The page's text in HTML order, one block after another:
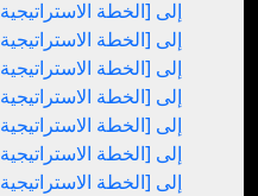
[الخطة الاستراتيجية 1] إلى [الخطة الاستراتيجية 2]
[الخطة الاستراتيجية 1] إلى [الخطة الاستراتيجية 2]
[الخطة الاستراتيجية 1] إلى [الخطة الاستراتيجية 2]
[الخطة الاستراتيجية 1] إلى [الخطة الاستراتيجية 2]
[الخطة الاستراتيجية 1] إلى [الخطة الاستراتيجية 2]
[الخطة الاستراتيجية 1] إلى [الخطة الاستراتيجية 2]
[الخطة الاستراتيجية 1] إلى [الخطة الاستراتيجية 2]